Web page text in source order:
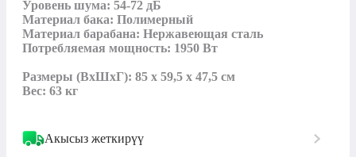
Уровень шума: 54-72 дБ
Материал бака: Полимерный
Материал барабана: Нержавеющая сталь
Потребляемая мощность: 1950 Вт
Размеры (ВхШхГ): 85 x 59,5 x 47,5 см
Вес: 63 кг
Акысыз жеткирүү